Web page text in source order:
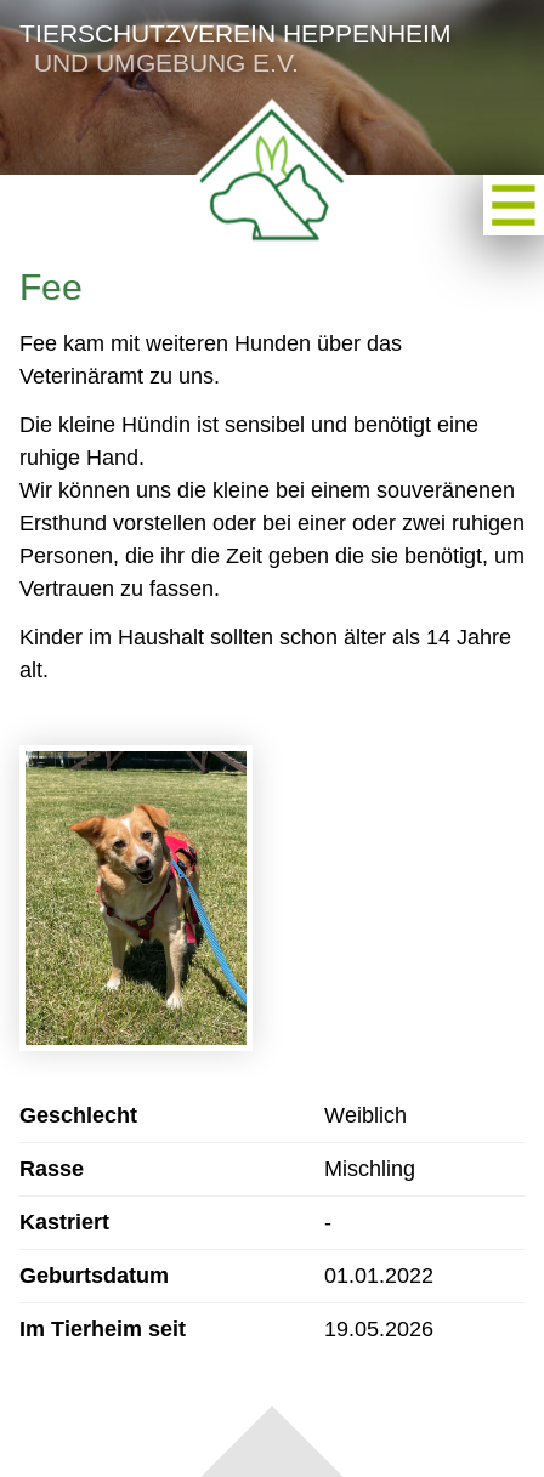
TIERSCHUTZVEREIN HEPPENHEIM
UND UMGEBUNG E.V.
Fee
Fee kam mit weiteren Hunden über das
Veterinäramt zu uns.
Die kleine Hündin ist sensibel und benötigt eine
ruhige Hand.
Wir können uns die kleine bei einem souveränenen
Ersthund vorstellen oder bei einer oder zwei ruhigen
Personen, die ihr die Zeit geben die sie benötigt, um
Vertrauen zu fassen.
Kinder im Haushalt sollten schon älter als 14 Jahre
alt.
Geschlecht Weiblich
Rasse Mischling
Kastriert -
Geburtsdatum 01.01.2022
Im Tierheim seit 19.05.2026